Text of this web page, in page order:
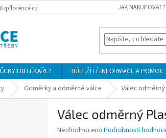
JAK NAKUPOVAT?
OD LÉKAŘE? DŮLEŽITÉ INFORMACE A POMOC
Odměrky a odměrné válce Válec
Válec odměrný
Průměrné
Neohodnoceno Podrobnosti